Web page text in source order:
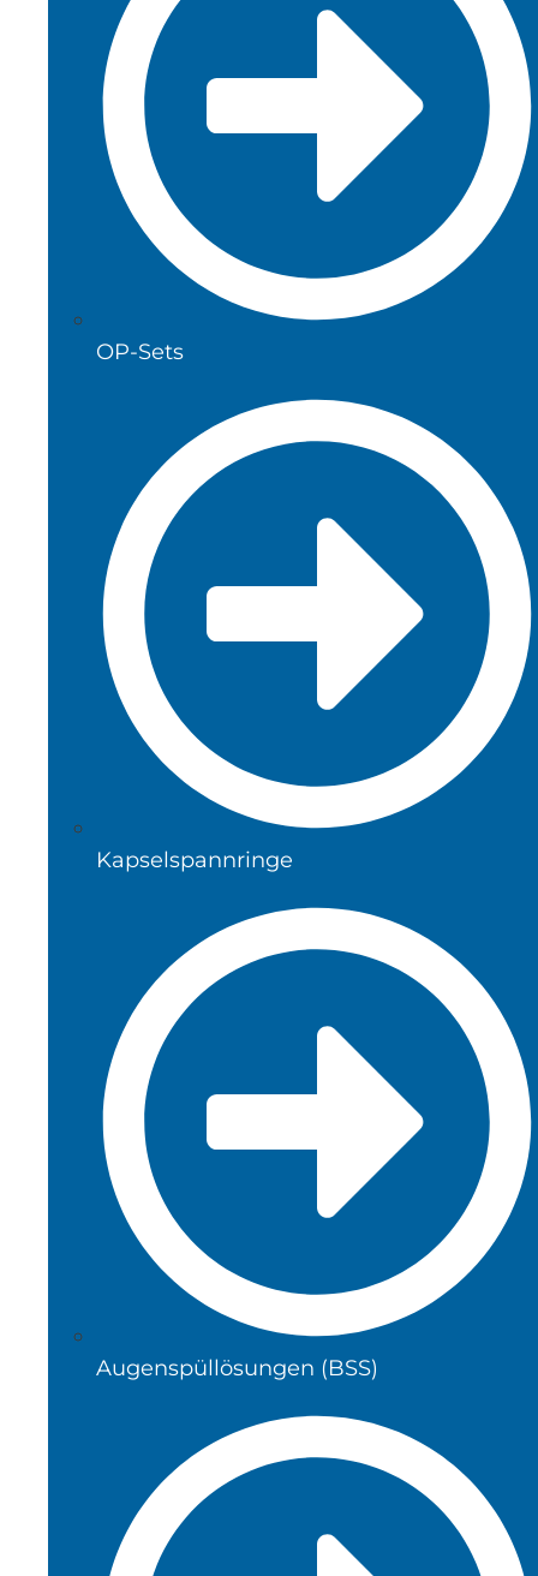
OP-Sets
Kapselspannringe
Augenspüllösungen (BSS)